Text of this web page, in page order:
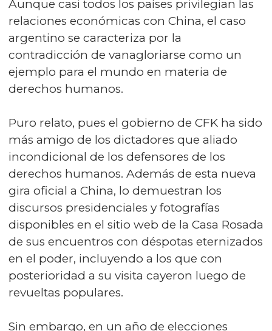
Aunque casi todos los países privilegian las
relaciones económicas con China, el caso
argentino se caracteriza por la
contradicción de vanagloriarse como un
ejemplo para el mundo en materia de
derechos humanos.
Puro relato, pues el gobierno de CFK ha sido
más amigo de los dictadores que aliado
incondicional de los defensores de los
derechos humanos. Además de esta nueva
gira oficial a China, lo demuestran los
discursos presidenciales y fotografías
disponibles en el sitio web de la Casa Rosada
de sus encuentros con déspotas eternizados
en el poder, incluyendo a los que con
posterioridad a su visita cayeron luego de
revueltas populares.
Sin embargo, en un año de elecciones